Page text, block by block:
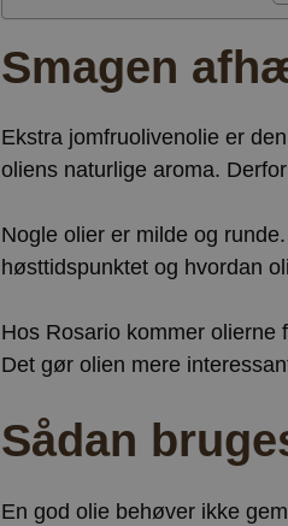
Smagen
Ekstra jomfruolivenolie er
oliens naturlige aroma.
Nogle olier er milde og
høsttidspunktet og hvordan
Hos Rosario kommer
Det gør olien mere
Sådan
En god olie behøver ikke